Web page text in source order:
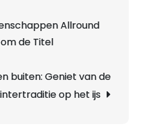
Allround
de Titel
buiten: Geniet van de
op het ijs